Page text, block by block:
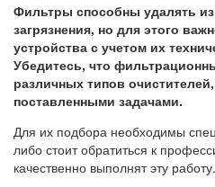
Фильтры способны удалять
загрязнения, но для этого
устройства с учетом их
Убедитесь, что
различных типов
поставленными задачами.
Для их подбора необходимы
либо стоит обратиться к
качественно выполнят эту работу.